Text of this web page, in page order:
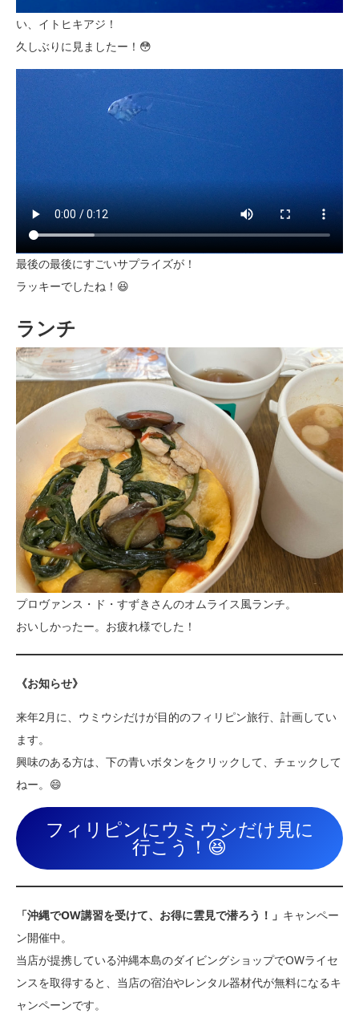
い、イトヒキアジ！
久しぶりに見ましたー！😳
最後の最後にすごいサプライズが！
ラッキーでしたね！😆
ランチ
プロヴァンス・ド・すずきさんのオムライス風ランチ。
おいしかったー。お疲れ様でした！
《お知らせ》
来年2月に、ウミウシだけが目的のフィリピン旅行、計画してい
ます。
興味のある方は、下の青いボタンをクリックして、チェックして
ねー。😄
フィリピンにウミウシだけ見に
行こう！😆
「沖縄でOW講習を受けて、お得に雲見で潜ろう！」 キャンペー
ン開催中。
当店が提携している沖縄本島のダイビングショップでOWライセ
ンスを取得すると、当店の宿泊やレンタル器材代が無料になるキ
ャンペーンです。